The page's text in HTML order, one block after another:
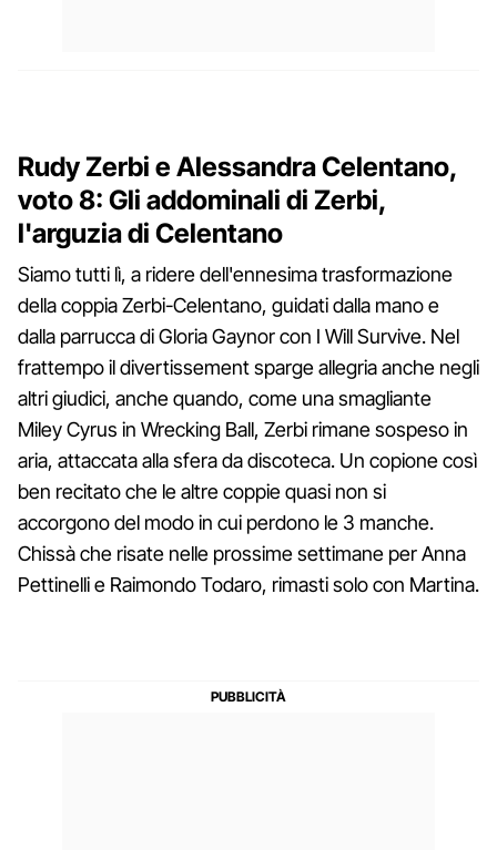
Rudy Zerbi e Alessandra Celentano,
voto 8: Gli addominali di Zerbi,
l'arguzia di Celentano
Siamo tutti lì, a ridere dell'ennesima trasformazione
della coppia Zerbi-Celentano, guidati dalla mano e
dalla parrucca di Gloria Gaynor con I Will Survive. Nel
frattempo il divertissement sparge allegria anche negli
altri giudici, anche quando, come una smagliante
Miley Cyrus in Wrecking Ball, Zerbi rimane sospeso in
aria, attaccata alla sfera da discoteca. Un copione così
ben recitato che le altre coppie quasi non si
accorgono del modo in cui perdono le 3 manche.
Chissà che risate nelle prossime settimane per Anna
Pettinelli e Raimondo Todaro, rimasti solo con Martina.